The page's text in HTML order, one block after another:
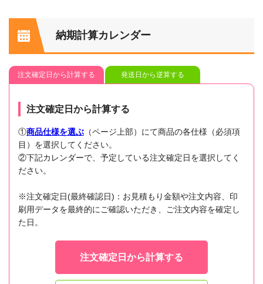
納期計算カレンダー
注文確定日から計算する 発送日から逆算する
注文確定日から計算する
①商品仕様を選ぶ （ページ上部）にて商品の各仕様（必須項
目）を選択してください。
②下記カレンダーで、予定している注文確定日を選択してく
ださい。
※注文確定日(最終確認日)：お見積もり金額や注文内容、印
刷用データを最終的にご確認いただき、ご注文内容を確定し
た日。
注文確定日から計算する